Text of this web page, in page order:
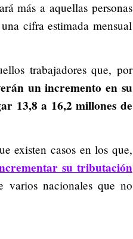
más a aquellas personas
cifra estimada mensual
trabajadores que, por
un incremento en su
13,8 a 16,2 millones de
existen casos en los que,
su tributación
nacionales que no